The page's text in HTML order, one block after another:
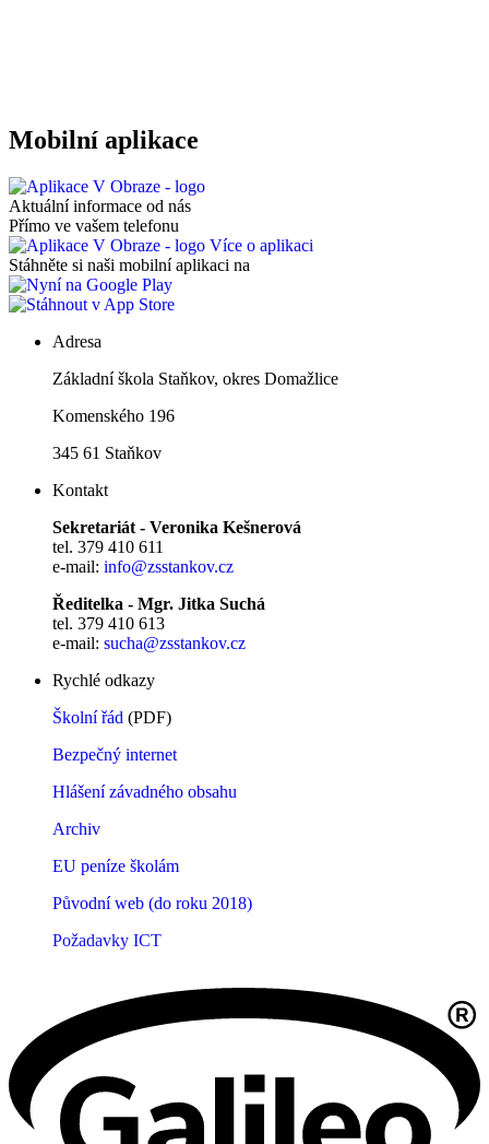
Mobilní aplikace
Aktuální informace od nás
Přímo ve vašem telefonu
Více o aplikaci
Stáhněte si naši mobilní aplikaci na
Adresa
Základní škola Staňkov, okres Domažlice
Komenského 196
345 61 Staňkov
Kontakt
Sekretariát - Veronika Kešnerová
tel. 379 410 611
e-mail: info@zsstankov.cz
Ředitelka - Mgr. Jitka Suchá
tel. 379 410 613
e-mail: sucha@zsstankov.cz
Rychlé odkazy
Školní řád (PDF)
Bezpečný internet
Hlášení závadného obsahu
Archiv
EU peníze školám
Původní web (do roku 2018)
Požadavky ICT